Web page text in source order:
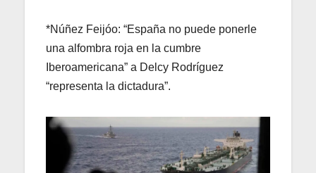
*Núñez Feijóo: “España no puede ponerle
una alfombra roja en la cumbre
Iberoamericana” a Delcy Rodríguez
“representa la dictadura”.